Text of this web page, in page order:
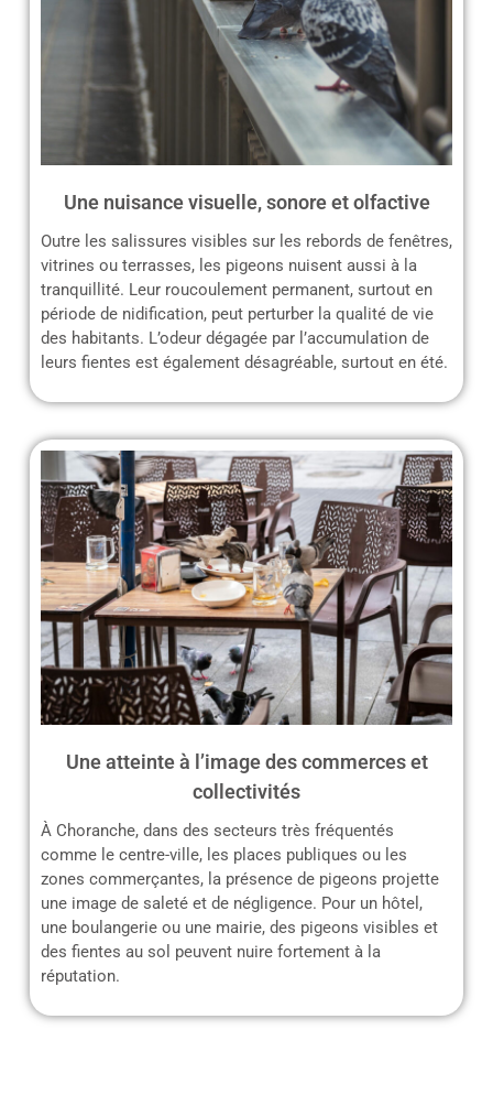
Une nuisance visuelle, sonore et olfactive
Outre les salissures visibles sur les rebords de fenêtres,
vitrines ou terrasses, les pigeons nuisent aussi à la
tranquillité. Leur roucoulement permanent, surtout en
période de nidification, peut perturber la qualité de vie
des habitants. L’odeur dégagée par l’accumulation de
leurs fientes est également désagréable, surtout en été.
Une atteinte à l’image des commerces et
collectivités
À Choranche, dans des secteurs très fréquentés
comme le centre-ville, les places publiques ou les
zones commerçantes, la présence de pigeons projette
une image de saleté et de négligence. Pour un hôtel,
une boulangerie ou une mairie, des pigeons visibles et
des fientes au sol peuvent nuire fortement à la
réputation.